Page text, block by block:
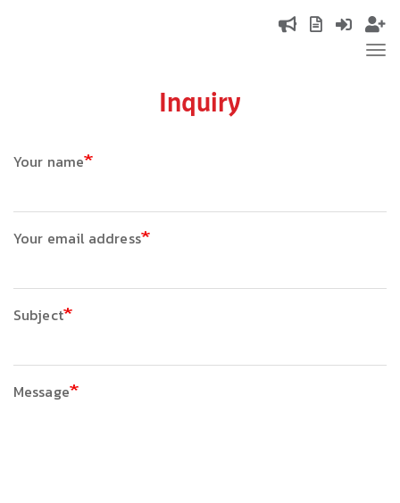
navigation
Inquiry
Your name
Your email address
Subject
Message